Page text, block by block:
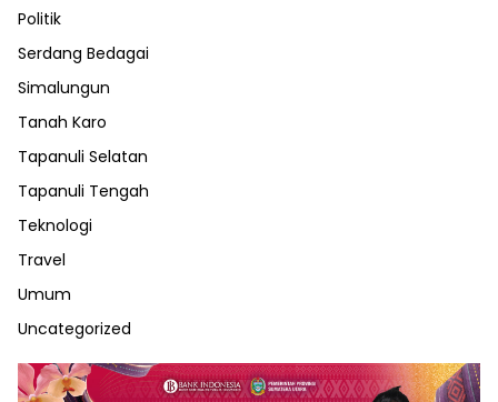
Politik
Serdang Bedagai
Simalungun
Tanah Karo
Tapanuli Selatan
Tapanuli Tengah
Teknologi
Travel
Umum
Uncategorized